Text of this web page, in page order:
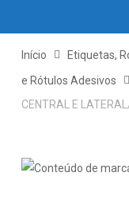
Início Etiquetas,
e Rótulos Adesivos
CENTRAL E